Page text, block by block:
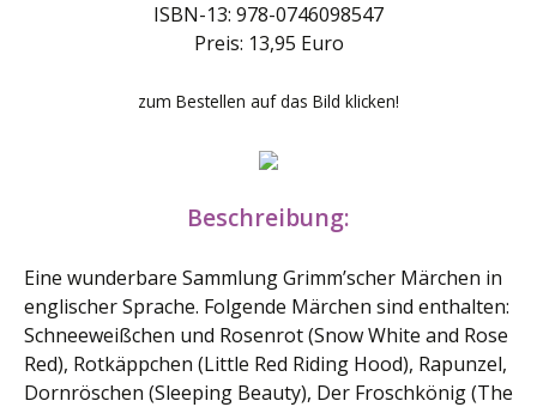
ISBN-13: 978-0746098547
Preis: 13,95 Euro
zum Bestellen auf das Bild klicken!
Beschreibung:
Eine wunderbare Sammlung Grimm’scher Märchen in
englischer Sprache. Folgende Märchen sind enthalten:
Schneeweißchen und Rosenrot (Snow White and Rose
Red), Rotkäppchen (Little Red Riding Hood), Rapunzel,
Dornröschen (Sleeping Beauty), Der Froschkönig (The